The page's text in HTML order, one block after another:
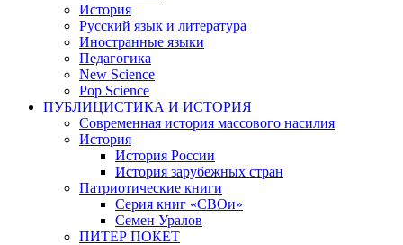
История
Русский язык и литература
Иностранные языки
Педагогика
New Science
Pop Science
ПУБЛИЦИСТИКА И ИСТОРИЯ
Современная история массового насилия
История
История России
История зарубежных стран
Патриотические книги
Серия книг «СВОи»
Семен Уралов
ПИТЕР ПОКЕТ